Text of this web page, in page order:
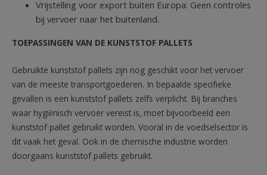
Vrijstelling voor export buiten Europa: Geen controles
bij vervoer naar het buitenland.
TOEPASSINGEN VAN DE KUNSTSTOF PALLETS
Gebruikte kunststof pallets zijn nog geschikt voor het vervoer
van de meeste transportgoederen. In bepaalde specifieke
gevallen is een kunststof pallets zelfs verplicht. Bij branches
waar hygiënisch vervoer vereist is, moet bijvoorbeeld een
kunststof pallet gebruikt worden. Vooral in de voedselsector is
dit vaak het geval. Ook in de chemische industrie worden
doorgaans kunststof pallets gebruikt.